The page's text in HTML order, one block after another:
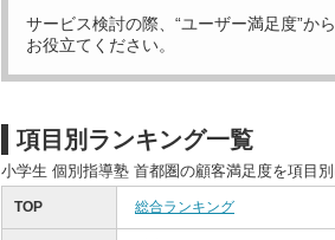
サービス検討の際、“ユーザー満足度”か
お役立てください。
項目別ランキング一覧
小学生 個別指導塾 首都圏の顧客満足度を項目
TOP 総合ランキング